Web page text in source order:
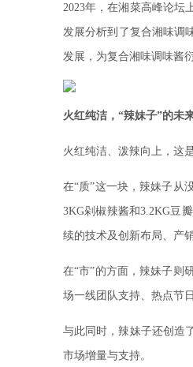
2023年，在湘菜高峰论坛
发展分析到了复合湘味调
发展，为复合湘味调味酱
火红纯洁，“辣妹子”的未
火红纯洁、泼辣向上，这
在“质”这一块，辣妹子从
3KG剁椒辣酱和3.2KG豆
续的技术及创新布局、产
在“市”的方面，辣妹子则
场一线团队支持、热点节
与此同时，辣妹子还创造
市场增量与支持。